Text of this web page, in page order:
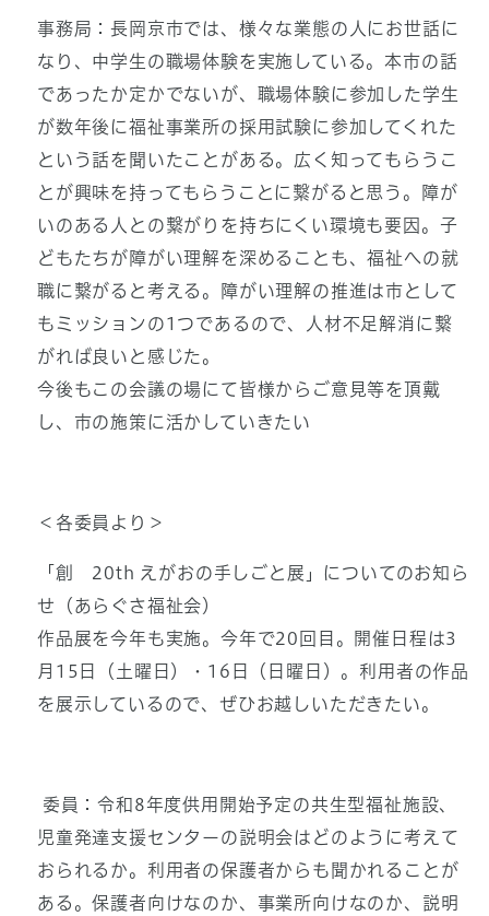
事務局：長岡京市では、様々な業態の人にお世話に
なり、中学生の職場体験を実施している。本市の話
であったか定かでないが、職場体験に参加した学生
が数年後に福祉事業所の採用試験に参加してくれた
という話を聞いたことがある。広く知ってもらうこ
とが興味を持ってもらうことに繋がると思う。障が
いのある人との繋がりを持ちにくい環境も要因。子
どもたちが障がい理解を深めることも、福祉への就
職に繋がると考える。障がい理解の推進は市として
もミッションの1つであるので、人材不足解消に繋
がれば良いと感じた。
今後もこの会議の場にて皆様からご意見等を頂戴
し、市の施策に活かしていきたい
＜各委員より＞
「創 20th えがおの手しごと展」についてのお知ら
せ（あらぐさ福祉会）
作品展を今年も実施。今年で20回目。開催日程は3
月15日（土曜日）・16日（日曜日）。利用者の作品
を展示しているので、ぜひお越しいただきたい。
委員：令和8年度供用開始予定の共生型福祉施設、
児童発達支援センターの説明会はどのように考えて
おられるか。利用者の保護者からも聞かれることが
ある。保護者向けなのか、事業所向けなのか、説明